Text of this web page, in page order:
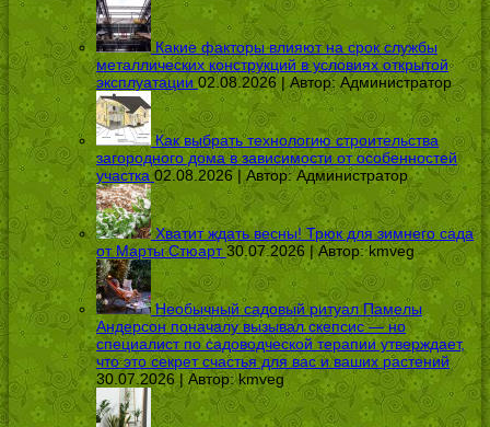
Какие факторы влияют на срок службы
металлических конструкций в условиях открытой
эксплуатации 02.08.2026 | Автор:Администратор
Как выбрать технологию строительства
загородного дома в зависимости от особенностей
участка 02.08.2026 | Автор:Администратор
Хватит ждать весны! Трюк для зимнего сада
от Марты Стюарт 30.07.2026 | Автор:kmveg
Необычный садовый ритуал Памелы
Андерсон поначалу вызывал скепсис — но
специалист по садоводческой терапии утверждает,
что это секрет счастья для вас и ваших растений
30.07.2026 | Автор:kmveg